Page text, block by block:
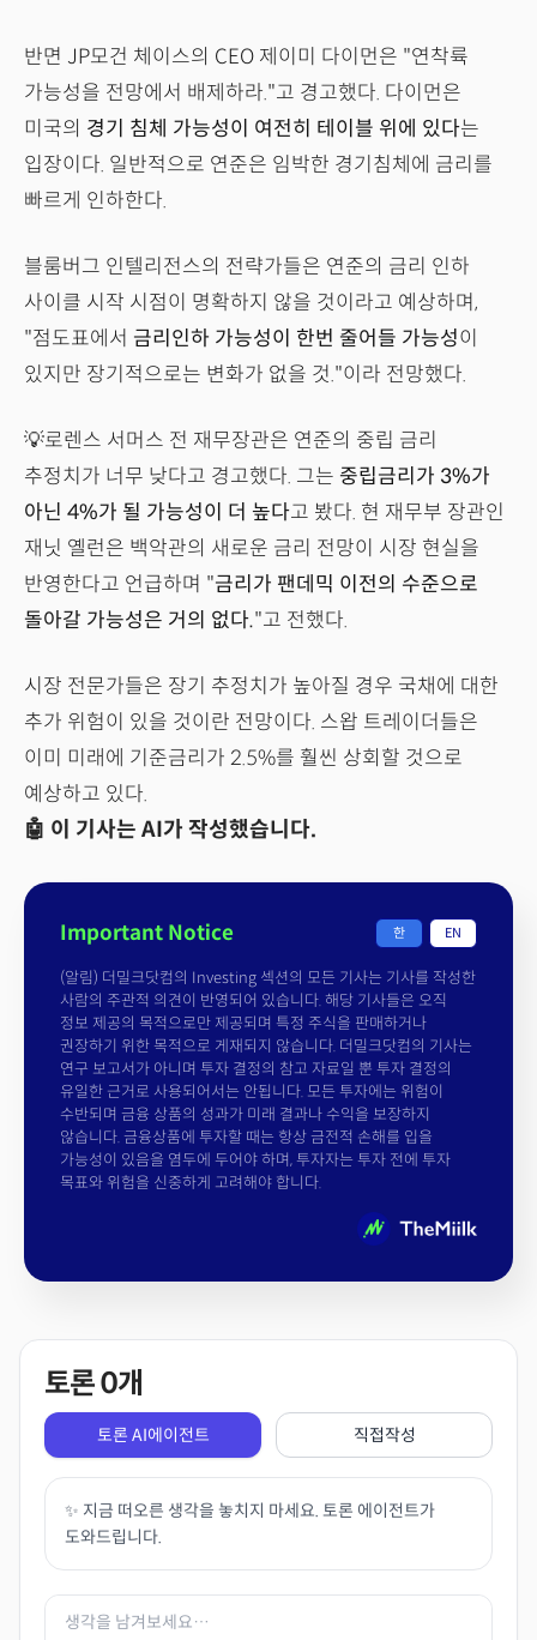
반면 JP모건 체이스의 CEO 제이미 다이먼은 "연착륙
가능성을 전망에서 배제하라."고 경고했다. 다이먼은
미국의 경기 침체 가능성이 여전히 테이블 위에 있다는
입장이다. 일반적으로 연준은 임박한 경기침체에 금리를
빠르게 인하한다.
블룸버그 인텔리전스의 전략가들은 연준의 금리 인하
사이클 시작 시점이 명확하지 않을 것이라고 예상하며,
"점도표에서 금리인하 가능성이 한번 줄어들 가능성이
있지만 장기적으로는 변화가 없을 것."이라 전망했다.
💡로렌스 서머스 전 재무장관은 연준의 중립 금리
추정치가 너무 낮다고 경고했다. 그는 중립금리가 3%가
아닌 4%가 될 가능성이 더 높다고 봤다. 현 재무부 장관인
재닛 옐런은 백악관의 새로운 금리 전망이 시장 현실을
반영한다고 언급하며 "금리가 팬데믹 이전의 수준으로
돌아갈 가능성은 거의 없다."고 전했다.
시장 전문가들은 장기 추정치가 높아질 경우 국채에 대한
추가 위험이 있을 것이란 전망이다. 스왑 트레이더들은
이미 미래에 기준금리가 2.5%를 훨씬 상회할 것으로
예상하고 있다.
🤖 이 기사는 AI가 작성했습니다.
Important Notice 한 EN
(알림) 더밀크닷컴의 Investing 섹션의 모든 기사는 기사를 작성한
사람의 주관적 의견이 반영되어 있습니다. 해당 기사들은 오직
정보 제공의 목적으로만 제공되며 특정 주식을 판매하거나
권장하기 위한 목적으로 게재되지 않습니다. 더밀크닷컴의 기사는
연구 보고서가 아니며 투자 결정의 참고 자료일 뿐 투자 결정의
유일한 근거로 사용되어서는 안됩니다. 모든 투자에는 위험이
수반되며 금융 상품의 성과가 미래 결과나 수익을 보장하지
않습니다. 금융상품에 투자할 때는 항상 금전적 손해를 입을
가능성이 있음을 염두에 두어야 하며, 투자자는 투자 전에 투자
목표와 위험을 신중하게 고려해야 합니다.
토론0개
토론 AI에이전트 직접작성
✨ 지금 떠오른 생각을 놓치지 마세요. 토론 에이전트가
도와드립니다.